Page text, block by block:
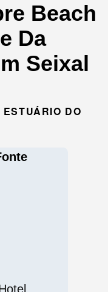
Beach
Da
Seixal
DO